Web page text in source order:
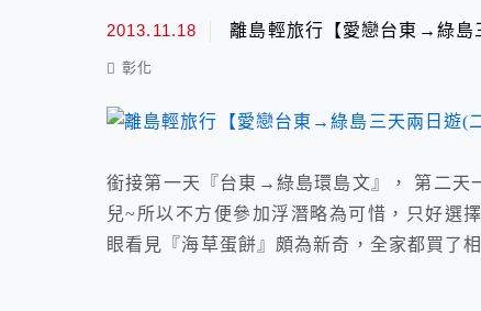
2013.11.18 離島輕旅行【愛戀台東→綠島
彰化
銜接第一天『台東→綠島環島文』， 第二天
兒~所以不方便參加浮潛略為可惜，只好選
眼看見『海草蛋餅』頗為新奇，全家都買了